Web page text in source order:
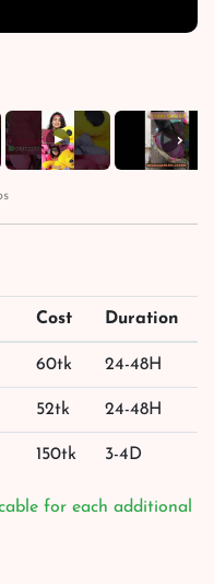
▶ ▶ ›
Cost Duration
60tk 24-48H
52tk 24-48H
150tk 3-4D
for each additional